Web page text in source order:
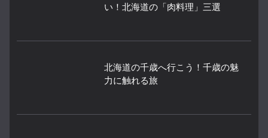
い！北海道の「肉料理」三選
北海道の千歳へ行こう！千歳の魅
力に触れる旅